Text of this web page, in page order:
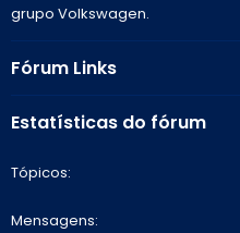
grupo Volkswagen.
Fórum Links
Estatísticas do fórum
Tópicos
Mensagens